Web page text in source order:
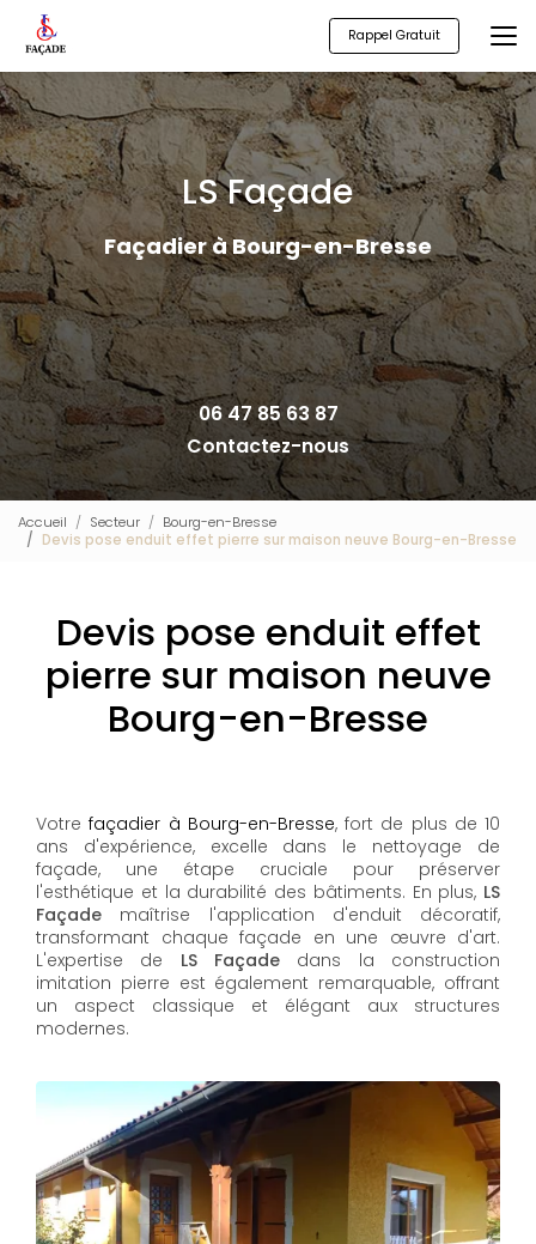
contenu
principal
Rappel Gratuit
LS Façade
Façadier à Bourg-en-Bresse
06 47 85 63 87
Contactez-nous
Accueil Secteur
Bourg-en-Bresse
Devis pose enduit effet pierre sur maison neuve Bourg-en-Bresse
Devis pose enduit effet
pierre sur maison neuve
Bourg-en-Bresse
Votrefaçadier à Bourg-en-Bresse, fort de plus de 10
ans d'expérience, excelle dans le nettoyage de
façade, une étape cruciale pour préserver
l'esthétique et la durabilité des bâtiments. En plus, LS
Façade maîtrise l'application d'enduit décoratif,
transformant chaque façade en une œuvre d'art.
L'expertise de LS Façade dans la construction
imitation pierre est également remarquable, offrant
un aspect classique et élégant aux structures
modernes.